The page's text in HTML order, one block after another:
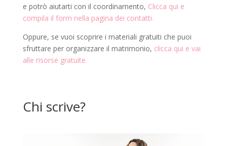
e potrò aiutarti con il coordinamento, Clicca qui e
compila il form nella pagina dei contatti.
Oppure, se vuoi scoprire i materiali gratuiti che puoi
sfruttare per organizzare il matrimonio, clicca qui e vai
alle risorse gratuite.
Chi scrive?